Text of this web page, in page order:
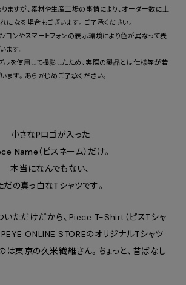
ますが、素材や生産工場の事情により、オーダー数に上
になる場合もございます。ご了承ください。
コンやスマートフォンの表示環境により色が異なって表
ます。
ルを使用して撮影したため、実際の製品とは仕様等が若
ます。あらかじめご了承ください。
小さなPロゴが入った
Name（ピスネーム）だけ。
本当になんでもない、
だの真っ白なTシャツです。
いただけだから、Piece T-Shirt（ピスTシャ
ONLINE STOREのオリジナルTシャツ
は東京の久米繊維さん。ちょっと、昔ばなし